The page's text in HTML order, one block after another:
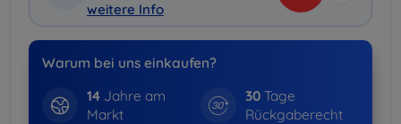
weitere Info
Warum bei uns einkaufen?
14Jahre am
Markt
30 Tage
Rückgaberecht